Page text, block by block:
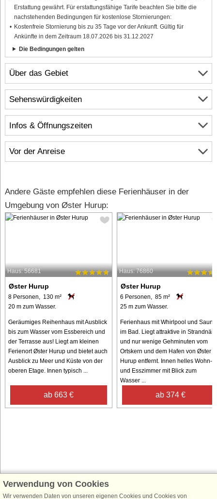
Über das Gebiet
Infos & Öffnungszeiten
Vor der Anreise
Erstattung gewährt. Für erstattungsfähige Tarife beachten Sie bitte die
nachstehenden Bedingungen für kostenlose Stornierungen:
Kostenfreie Stornierung bis zu 35 Tage vor der Ankunft. Gültig für
Ankünfte in dem Zeitraum 18.07.2026 bis 31.12.2027
Die Bedingungen gelten
Sehenswürdigkeiten
Andere Gäste empfehlen diese Ferienhäuser in der
Umgebung von Øster Hurup:
Haus: 56681
Øster Hurup
8 Personen, 130 m²
20 m zum Wasser.
Geräumiges Reihenhaus mit Ausblick
bis zum Wasser vom Essbereich und
der Terrasse aus! Liegt am kleinen
Ferienort Øster Hurup und bietet auch
Ausblick zu Meer und Küste von der
oberen Etage. Innen typisch ...
ab 663 €
Haus: 76860
Øster Hurup
6 Personen, 85 m²
25 m zum Wasser.
Ferienhaus mit Whirlpool und Sauna
im Bad. Liegt attraktive in
und nur wenige Gehminuten vom
Ortskern und dem Hafen von Øster
Hurup entfernt. Innen helles Wohn-
und Esszimmer mit Blick zum
Wasser ...
ab 374 €
Schließen Sie sich 100.000 Ferienhaus-Fans an
Erhalten Sie einen Willkommensgutschein von 25 €für Ihren nächsten
Verwendung von Cookies
Wir verwenden Daten von unseren eigenen Cookies und Cookies von